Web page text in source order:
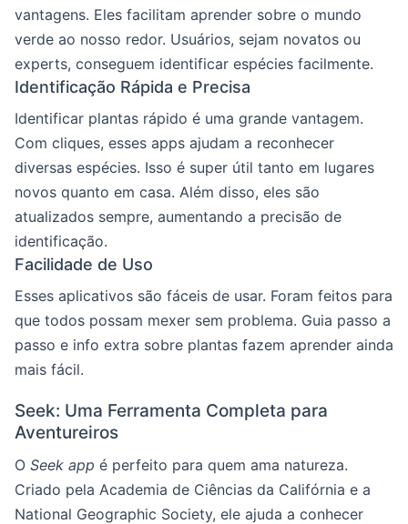
vantagens. Eles facilitam aprender sobre o mundo
verde ao nosso redor. Usuários, sejam novatos ou
experts, conseguem identificar espécies facilmente.
Identificação Rápida e Precisa
Identificar plantas rápido é uma grande vantagem.
Com cliques, esses apps ajudam a reconhecer
diversas espécies. Isso é super útil tanto em lugares
novos quanto em casa. Além disso, eles são
atualizados sempre, aumentando a precisão de
identificação.
Facilidade de Uso
Esses aplicativos são fáceis de usar. Foram feitos para
que todos possam mexer sem problema. Guia passo a
passo e info extra sobre plantas fazem aprender ainda
mais fácil.
Seek: Uma Ferramenta Completa para
Aventureiros
O Seek app é perfeito para quem ama natureza.
Criado pela Academia de Ciências da Califórnia e a
National Geographic Society, ele ajuda a conhecer